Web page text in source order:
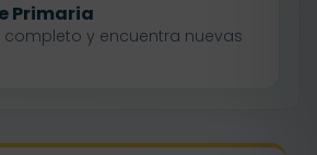
Primaria
completo y encuentra nuevas